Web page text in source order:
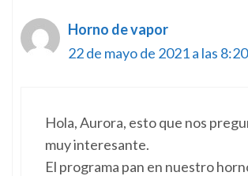
Horno de vapor
22 de mayo de 2021 a las
Hola, Aurora, esto que nos
muy interesante.
El programa pan en nuestro